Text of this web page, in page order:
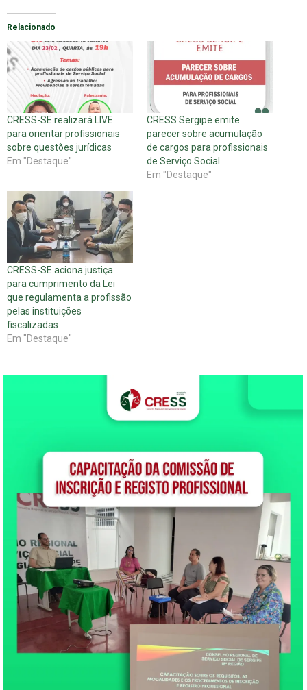
Relacionado
CRESS-SE realizará LIVE
para orientar profissionais
sobre questões jurídicas
Em "Destaque"
CRESS Sergipe emite
parecer sobre acumulação
de cargos para profissionais
de Serviço Social
Em "Destaque"
CRESS-SE aciona justiça
para cumprimento da Lei
que regulamenta a profissão
pelas instituições
fiscalizadas
Em "Destaque"